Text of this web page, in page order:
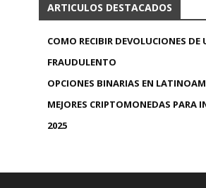
ARTICULOS DESTACADOS
COMO RECIBIR DEVOLUCIONES DE
FRAUDULENTO
OPCIONES BINARIAS EN
MEJORES CRIPTOMONEDAS PARA
2025